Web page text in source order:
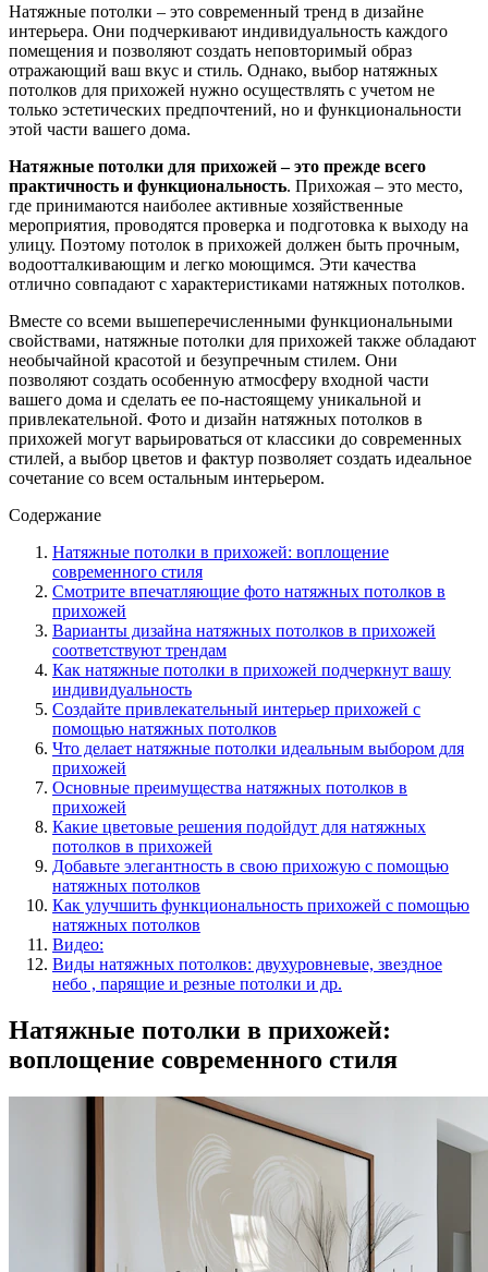
Натяжные потолки – это современный тренд в дизайне
интерьера. Они подчеркивают индивидуальность каждого
помещения и позволяют создать неповторимый образ
отражающий ваш вкус и стиль. Однако, выбор натяжных
потолков для прихожей нужно осуществлять с учетом не
только эстетических предпочтений, но и функциональности
этой части вашего дома.
Натяжные потолки для прихожей – это прежде всего
практичность и функциональность. Прихожая – это место,
где принимаются наиболее активные хозяйственные
мероприятия, проводятся проверка и подготовка к выходу на
улицу. Поэтому потолок в прихожей должен быть прочным,
водоотталкивающим и легко моющимся. Эти качества
отлично совпадают с характеристиками натяжных потолков.
Вместе со всеми вышеперечисленными функциональными
свойствами, натяжные потолки для прихожей также обладают
необычайной красотой и безупречным стилем. Они
позволяют создать особенную атмосферу входной части
вашего дома и сделать ее по-настоящему уникальной и
привлекательной. Фото и дизайн натяжных потолков в
прихожей могут варьироваться от классики до современных
стилей, а выбор цветов и фактур позволяет создать идеальное
сочетание со всем остальным интерьером.
Содержание
Натяжные потолки в прихожей: воплощение
современного стиля
Смотрите впечатляющие фото натяжных потолков в
прихожей
Варианты дизайна натяжных потолков в прихожей
соответствуют трендам
Как натяжные потолки в прихожей подчеркнут вашу
индивидуальность
Создайте привлекательный интерьер прихожей с
помощью натяжных потолков
Что делает натяжные потолки идеальным выбором для
прихожей
Основные преимущества натяжных потолков в
прихожей
Какие цветовые решения подойдут для натяжных
потолков в прихожей
Добавьте элегантность в свою прихожую с помощью
натяжных потолков
Как улучшить функциональность прихожей с помощью
натяжных потолков
Видео:
Виды натяжных потолков: двухуровневые, звездное
небо , парящие и резные потолки и др.
Натяжные потолки в прихожей:
воплощение современного стиля